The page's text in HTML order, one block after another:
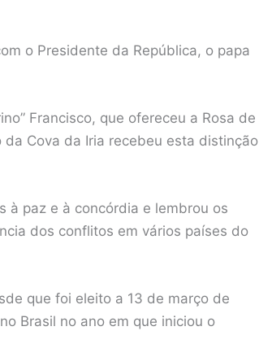
o Presidente da República, o papa
Francisco, que ofereceu a Rosa de
Cova da Iria recebeu esta distinção
à paz e à concórdia e lembrou os
dos conflitos em vários países do
que foi eleito a 13 de março de
Brasil no ano em que iniciou o